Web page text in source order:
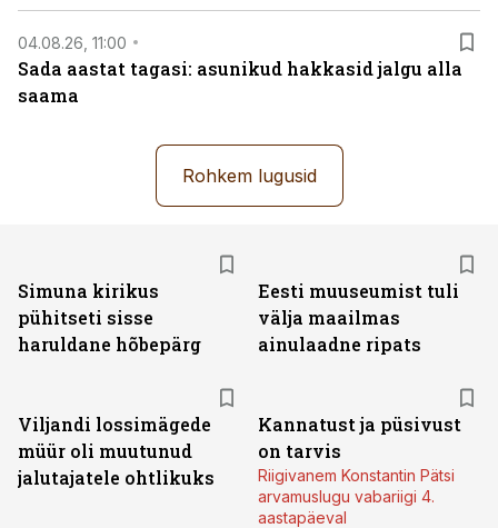
04.08.26, 11:00
Sada aastat tagasi: asunikud hakkasid jalgu alla
saama
Rohkem lugusid
Simuna kirikus
pühitseti sisse
haruldane hõbepärg
Eesti muuseumist tuli
välja maailmas
ainulaadne ripats
Viljandi lossimägede
müür oli muutunud
jalutajatele ohtlikuks
Kannatust ja püsivust
on tarvis
Riigivanem Konstantin Pätsi
arvamuslugu vabariigi 4.
aastapäeval